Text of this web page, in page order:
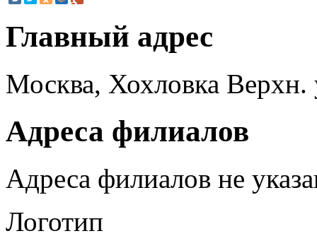
Главный адрес
Москва, Хохловка Верхн.
Адреса филиалов
Адреса филиалов не
Логотип